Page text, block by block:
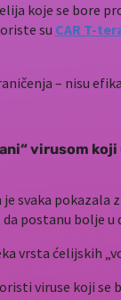
koje se
su CAR T-
– nisu
virusom
svaka pokazala
postanu bolje
vrsta ćelijskih
viruse koji